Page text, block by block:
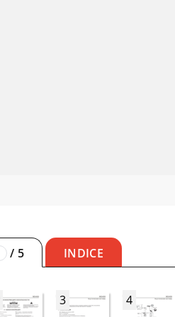
/ 5 INDICE
3 4